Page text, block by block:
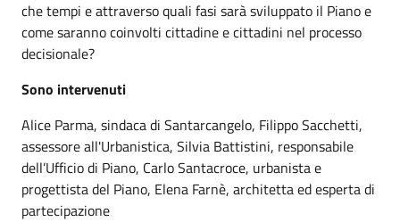
che tempi e attraverso quali fasi sarà sviluppato il Piano e
come saranno coinvolti cittadine e cittadini nel processo
decisionale?
Sono intervenuti
Alice Parma, sindaca di Santarcangelo, Filippo Sacchetti,
assessore all'Urbanistica, Silvia Battistini, responsabile
dell’Ufficio di Piano, Carlo Santacroce, urbanista e
progettista del Piano, Elena Farnè, architetta ed esperta di
partecipazione